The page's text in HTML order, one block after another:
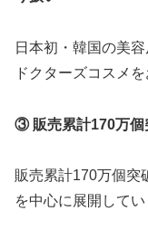
日本初・韓国の美
ドクターズコスメ
③ 販売累計170万個
販売累計170万個突
を中心に展開してい